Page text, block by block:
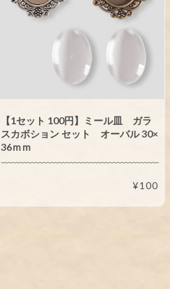
【1セット 100円】ミール皿 ガラ
スカボション セット オーバル 30×
36ｍｍ
¥100